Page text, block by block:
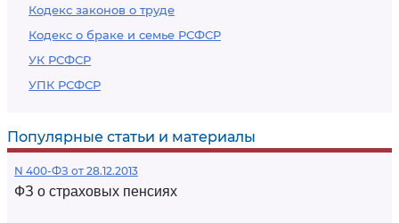
Кодекс законов о труде
Кодекс о браке и семье РСФСР
УК РСФСР
УПК РСФСР
Популярные статьи и материалы
N 400-ФЗ от 28.12.2013
ФЗ о страховых пенсиях